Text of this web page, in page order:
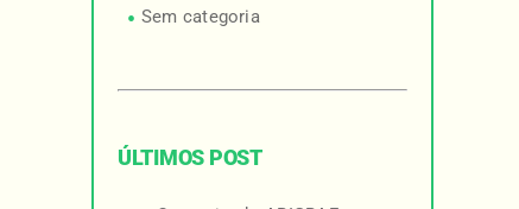
Sem categoria
ÚLTIMOS POST